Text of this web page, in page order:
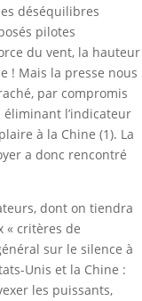
déséquilibres
pilotes
du vent, la hauteur
! Mais la presse nous
par compromis
l’indicateur
à la Chine (1). La
a donc rencontré
dont on tiendra
« critères de
sur le silence à
Unis et la Chine :
les puissants,